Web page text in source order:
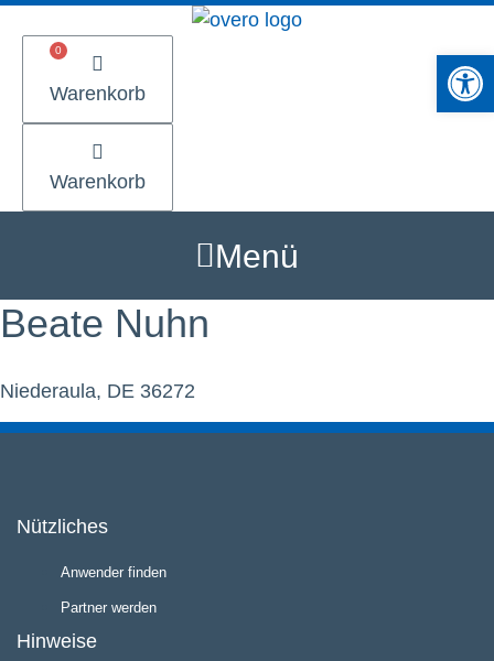
Inhalt
Warenkorb
Warenkorb
Menü
Beate Nuhn
Niederaula, DE 36272
Nützliches
Anwender finden
Partner werden
Hinweise